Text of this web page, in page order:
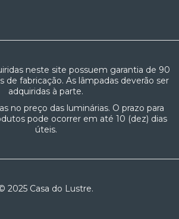
neste site possuem garantia de 90
de fabricação. As lâmpadas deverão ser
adquiridas à parte.
no preço das luminárias. O prazo para
pode ocorrer em até 10 (dez) dias
úteis.
2025 Casa do Lustre.